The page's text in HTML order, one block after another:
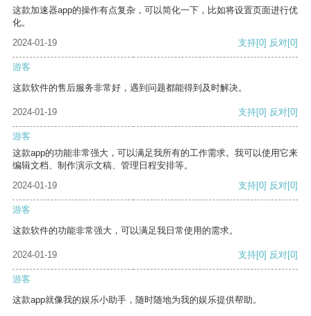
这款加速器app的操作有点复杂，可以简化一下，比如将设置页面进行优
化。
2024-01-19
支持[0] 反对[0]
游客
这款软件的售后服务非常好，遇到问题都能得到及时解决。
2024-01-19 支持[0] 反对[0]
游客
这款app的功能非常强大，可以满足我所有的工作需求。我可以使用它来
编辑文档、制作演示文稿、管理日程安排等。
2024-01-19
支持[0] 反对[0]
游客
这款软件的功能非常强大，可以满足我日常使用的需求。
2024-01-19 支持[0] 反对[0]
游客
这款app就像我的娱乐小助手，随时随地为我的娱乐提供帮助。